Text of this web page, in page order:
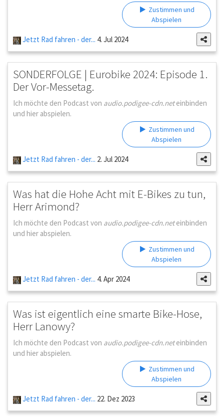
Zustimmen und
Abspielen
Jetzt Rad fahren - der... 4. Jul 2024
SONDERFOLGE | Eurobike 2024: Episode 1.
Der Vor-Messetag.
Ich möchte den Podcast von audio.podigee-cdn.neteinbinden
und hier abspielen.
Zustimmen und
Abspielen
Jetzt Rad fahren - der... 2. Jul 2024
Was hat die Hohe Acht mit E-Bikes zu tun,
Herr Arimond?
Ich möchte den Podcast von audio.podigee-cdn.neteinbinden
und hier abspielen.
Zustimmen und
Abspielen
Jetzt Rad fahren - der... 4. Apr 2024
Was ist eigentlich eine smarte Bike-Hose,
Herr Lanowy?
Ich möchte den Podcast von audio.podigee-cdn.neteinbinden
und hier abspielen.
Zustimmen und
Abspielen
Jetzt Rad fahren - der... 22. Dez 2023